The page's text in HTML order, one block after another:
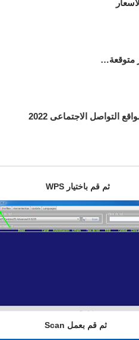
متوقعة…
التواصل الاجتماعى 2022
ثم قم باختيار WPS
ثم قم بعمل Scan